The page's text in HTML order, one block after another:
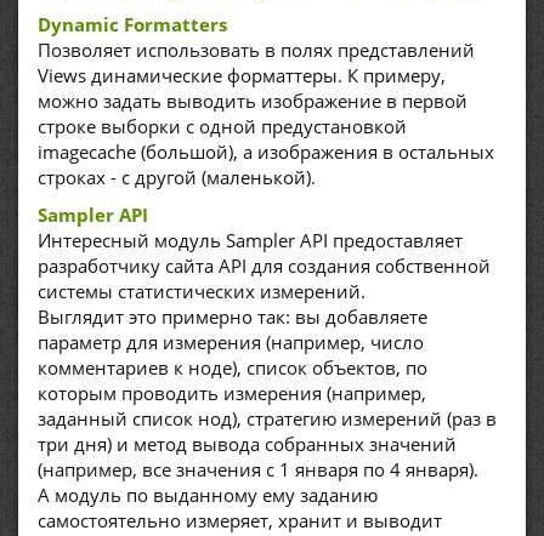
Dynamic Formatters
Позволяет использовать в полях представлений
Views динамические форматтеры. К примеру,
можно задать выводить изображение в первой
строке выборки с одной предустановкой
imagecache (большой), а изображения в остальных
строках - с другой (маленькой).
Sampler API
Интересный модуль Sampler API предоставляет
разработчику сайта API для создания собственной
системы статистических измерений.
Выглядит это примерно так: вы добавляете
параметр для измерения (например, число
комментариев к ноде), список объектов, по
которым проводить измерения (например,
заданный список нод), стратегию измерений (раз в
три дня) и метод вывода собранных значений
(например, все значения с 1 января по 4 января).
А модуль по выданному ему заданию
самостоятельно измеряет, хранит и выводит